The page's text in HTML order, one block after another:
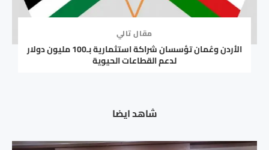
مقال تالي
الأردن وعُمان تؤسسان شراكة استثمارية بـ100 مليون دولار
لدعم القطاعات الحيوية
شاهد ايضا